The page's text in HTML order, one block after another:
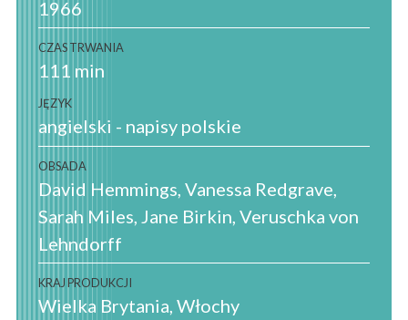
1966
CZAS TRWANIA
111 min
JĘZYK
angielski - napisy polskie
OBSADA
David Hemmings, Vanessa Redgrave,
Sarah Miles, Jane Birkin, Veruschka von
Lehndorff
KRAJ PRODUKCJI
Wielka Brytania Włochy